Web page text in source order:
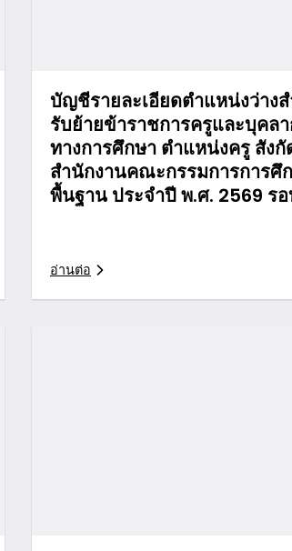
บัญชีรายละเอียดตำแหน่งว่าง
รับย้ายข้าราชการครูและบุคล
ทางการศึกษา ตำแหน่งครู สังกั
สำนักงานคณะกรรมการการศึ
พื้นฐาน ประจำปี พ.ศ. 2569 ร
อ่านต่อ